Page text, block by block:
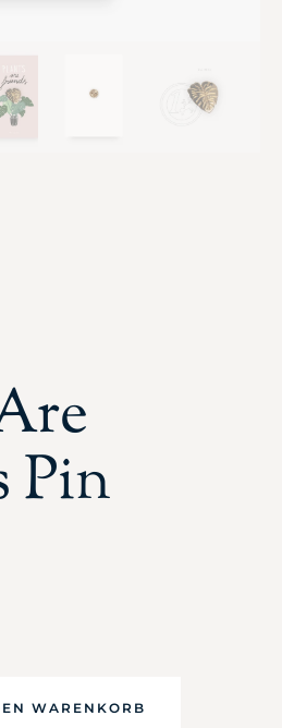
Pin
WARENKORB